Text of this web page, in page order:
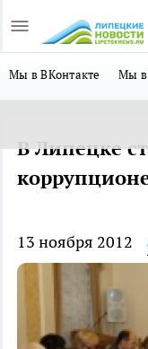
Мы в ВКонтакте Мы в
В Липецке
13 ноября 2012